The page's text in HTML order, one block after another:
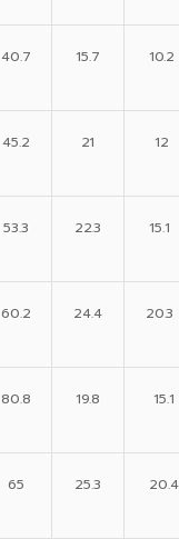
40.7 15.7 10.2
45.2 21 12
53.3 22.3 15.1
60.2 24.4 20.3
80.8 19.8 15.1
65 25.3 20.4